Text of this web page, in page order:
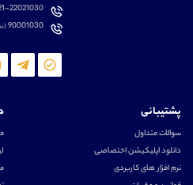
22021030
90001030
پشتیبانی
سوالات متداول
دانلود اپلیکیشن اختصاصی
نرم افزار های کاربردی